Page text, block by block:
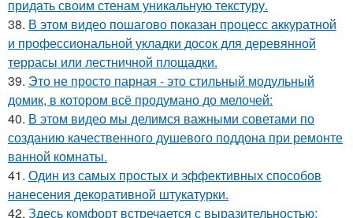
придать своим стенам уникальную текстуру.
38. В этом видео пошагово показан процесс аккуратной
и профессиональной укладки досок для деревянной
террасы или лестничной площадки.
39. Это не просто парная - это стильный модульный
домик, в котором всё продумано до мелочей:
40. В этом видео мы делимся важными советами по
созданию качественного душевого поддона при ремонте
ванной комнаты.
41. Один из самых простых и эффективных способов
нанесения декоративной штукатурки.
42. Здесь комфорт встречается с выразительностью: